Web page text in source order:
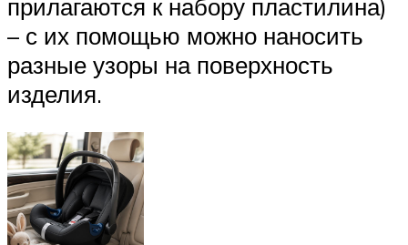
прилагаются к набору пластилина)
– с их помощью можно наносить
разные узоры на поверхность
изделия.